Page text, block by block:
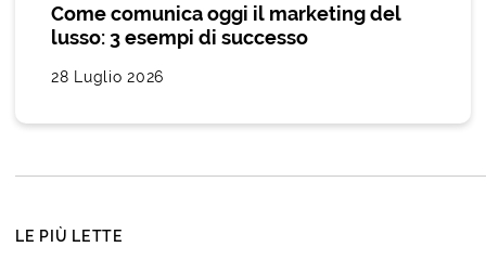
Come comunica oggi il marketing del
lusso: 3 esempi di successo
28 Luglio 2026
LE PIÙ LETTE